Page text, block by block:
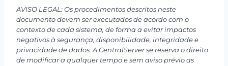
AVISO LEGAL: Os procedimentos descritos neste
documento devem ser executados de acordo com o
contexto de cada sistema, de forma a evitar impactos
negativos à segurança, disponibilidade, integridade e
privacidade de dados. A CentralServer se reserva o direito
de modificar a qualquer tempo e sem aviso prévio as